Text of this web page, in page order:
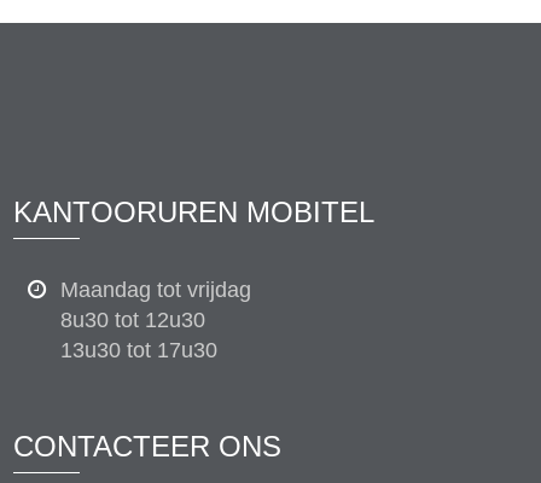
KANTOORUREN MOBITEL
Maandag tot vrijdag
8u30 tot 12u30
13u30 tot 17u30
CONTACTEER ONS